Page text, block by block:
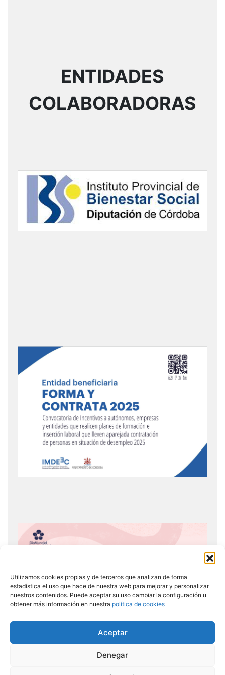
Utilizamos cookies propias y de terceros que analizan de forma
estadística el uso que hace de nuestra web para mejorar y personalizar
nuestros contenidos. Puede aceptar su uso cambiar la configuración u
obtener más información en nuestra política de cookies
Aceptar
Denegar
ENTIDADES
COLABORADORAS